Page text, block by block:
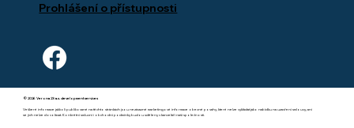
Prohlášení o přístupnosti
© 2026 Verona 23 a.s. development services
Veškeré informace jakkoli publikované na těchto stránkách jsou nezávazné marketingové informace obecné povahy, které nelze vykládat jako nabídku na uzavření smlouvy, ani
se jich nelze dovolávat. Konkrétní smluvní i obchodní podmínky budou sděleny v kanceláři naší společnosti.